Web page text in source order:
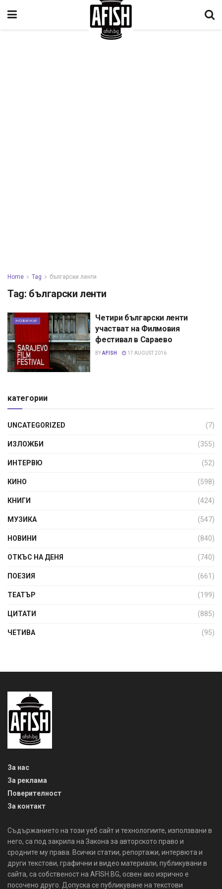
Home Tag български ленти
Tag: български ленти
НОВИНИ
Четири български ленти
участват на Филмовия
фестивал в Сараево
BYAFISH 17 AUGUST 2016
категории
UNCATEGORIZED (7)
ИЗЛОЖБИ (355)
ИНТЕРВЮ (52)
КИНО (598)
КНИГИ (424)
МУЗИКА (547)
НОВИНИ (840)
ОТКЪС НА ДЕНЯ (740)
ПОЕЗИЯ (661)
ТЕАТЪР (199)
ЦИТАТИ (885)
ЧЕТИВА (95)
За нас
За реклама
Поверителност
За контакт
Съдържанието на този уеб сайт и технологиите, използвани в
него, са под закрила на Закона за авторското право и
сродните му права. Всички статии, репортажи, интервюта и
други текстови, графични и видео материали, публикувани в
сайта, са собственост на AFISH.BG, освен ако изрично е
посочено друго. Допуска се публикуване на текстови